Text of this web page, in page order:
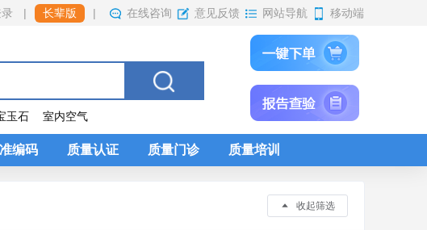
| 长辈版 | 在线咨询 意见反馈 网站导航 移动端
玉石 室内空气
编码 质量认证 质量门诊 质量培训
收起筛选